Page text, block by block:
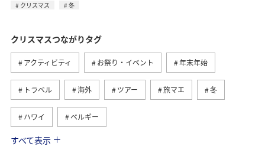
クリスマス
冬
クリスマスつながりタグ
アクティビティ お祭り・イベント 年末年始
トラベル 海外 ツアー 旅マエ 冬
ハワイ ベルギー
オーストリア
すべて表示